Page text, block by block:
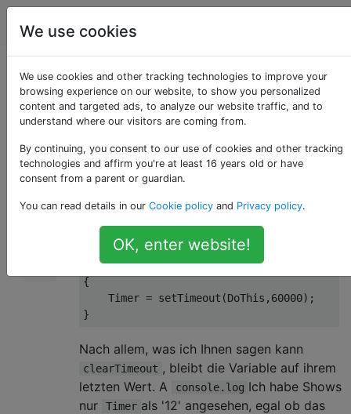
Programmierung
Kann ich sehen, ob
noch ein Timer läuft?
75
Einfache Frage hier, auf die ich scheinbar
Möglichkeit zu sehen, ob a nach dem
Festlegen noch festgelegt ist?
(!Timer)
{
    Timer =
setTimeout (DoThis, 60000);
Nach allem, was ich Ihnen sagen kann
clearTimeout , bleibt die Variable auf ihrem
letzten Wert. A
console.log Ich habe Shows
nur
Timer als '12' angesehen, egal ob das
We use cookies
We use cookies and other tracking technologies to improve your
browsing experience on our website, to show you personalized
content and targeted ads, to analyze our website traffic, and to
understand where our visitors are coming from.
By continuing, you consent to our use of cookies and other tracking
technologies and affirm you're at least 16 years old or have
consent from a parent or guardian.
You can read details in our Cookie policy and Privacy policy.
OK, enter website!